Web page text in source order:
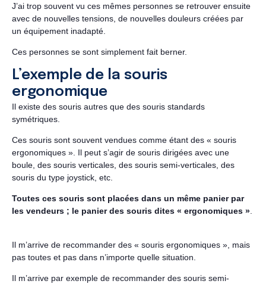
J’ai trop souvent vu ces mêmes personnes se retrouver ensuite
avec de nouvelles tensions, de nouvelles douleurs créées par
un équipement inadapté.
Ces personnes se sont simplement fait berner.
L’exemple de la souris
ergonomique
Il existe des souris autres que des souris standards
symétriques.
Ces souris sont souvent vendues comme étant des « souris
ergonomiques ». Il peut s’agir de souris dirigées avec une
boule, des souris verticales, des souris semi-verticales, des
souris du type joystick, etc.
Toutes ces souris sont placées dans un même panier par
les vendeurs ; le panier des souris dites « ergonomiques ».
Il m’arrive de recommander des « souris ergonomiques », mais
pas toutes et pas dans n’importe quelle situation.
Il m’arrive par exemple de recommander des souris semi-